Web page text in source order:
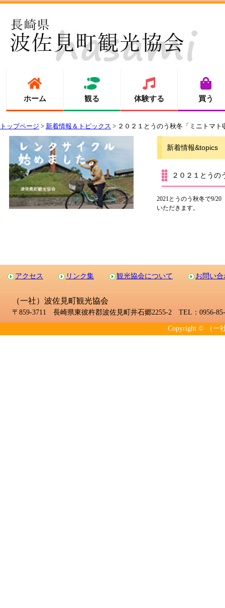
ホーム 観る 体験する 買う
トップページ > 新着情報＆トピックス > ２０２１とうのう秋冬「ミニトマ
新着情報&topics
２０２１とうの
2021とうのう秋冬で9/
いただきます。
アクセス リンク集 観光協会について お問い
（一社）波佐見町観光協会
〒859-3711 長崎県東彼杵郡波佐見町井石郷2255-2 TEL：0956-
Copyright © （一